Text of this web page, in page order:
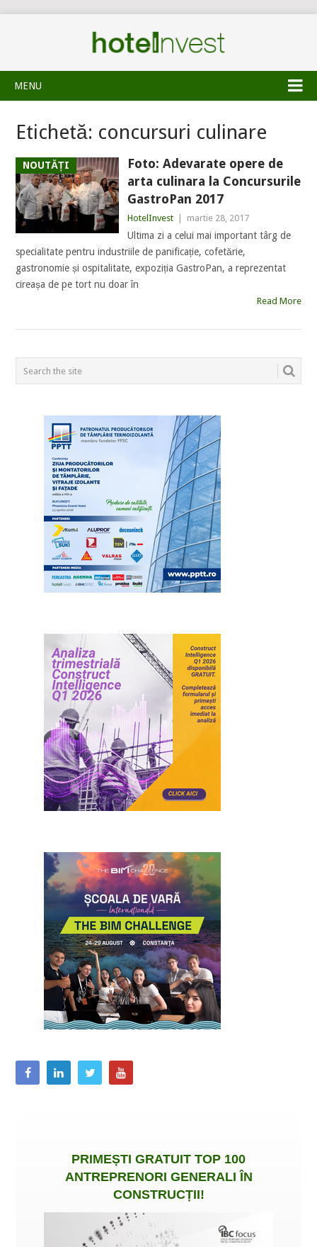
MENU
Etichetă: concursuri culinare
NOUTĂȚI
Foto: Adevarate opere de
arta culinara la Concursurile
GastroPan 2017
HotelInvest martie 28, 2017
Ultima zi a celui mai important târg de
specialitate pentru industriile de panificație, cofetărie,
gastronomie și ospitalitate, expoziția GastroPan, a reprezentat
cireașa de pe tort nu doar în
Read More
POSTS
NAVIGATION
PRIMEȘTI GRATUIT TOP 100
ANTREPRENORI GENERALI ÎN
CONSTRUCȚII!